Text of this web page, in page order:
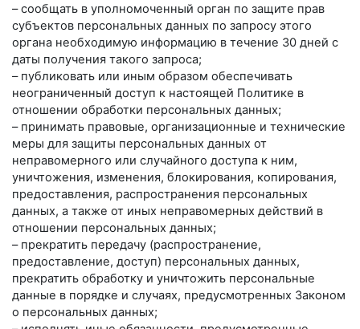
– сообщать в уполномоченный орган по защите прав
субъектов персональных данных по запросу этого
органа необходимую информацию в течение 30 дней с
даты получения такого запроса;
– публиковать или иным образом обеспечивать
неограниченный доступ к настоящей Политике в
отношении обработки персональных данных;
– принимать правовые, организационные и технические
меры для защиты персональных данных от
неправомерного или случайного доступа к ним,
уничтожения, изменения, блокирования, копирования,
предоставления, распространения персональных
данных, а также от иных неправомерных действий в
отношении персональных данных;
– прекратить передачу (распространение,
предоставление, доступ) персональных данных,
прекратить обработку и уничтожить персональные
данные в порядке и случаях, предусмотренных Законом
о персональных данных;